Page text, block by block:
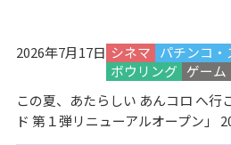
2026年7月17日 シネマ パチンコ・
ボウリング ゲーム
この夏、あたらしい あんコロ へ行
ド 第１弾リニューアルオープン」